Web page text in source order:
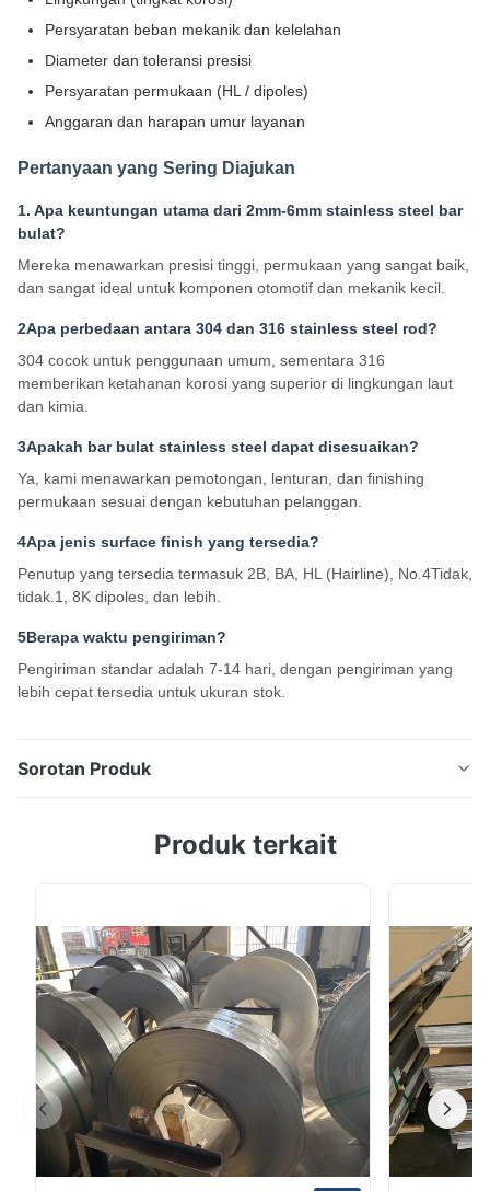
Persyaratan beban mekanik dan kelelahan
Diameter dan toleransi presisi
Persyaratan permukaan (HL / dipoles)
Anggaran dan harapan umur layanan
Pertanyaan yang Sering Diajukan
1. Apa keuntungan utama dari 2mm-6mm stainless steel bar
bulat?
Mereka menawarkan presisi tinggi, permukaan yang sangat baik,
dan sangat ideal untuk komponen otomotif dan mekanik kecil.
2Apa perbedaan antara 304 dan 316 stainless steel rod?
304 cocok untuk penggunaan umum, sementara 316
memberikan ketahanan korosi yang superior di lingkungan laut
dan kimia.
3Apakah bar bulat stainless steel dapat disesuaikan?
Ya, kami menawarkan pemotongan, lenturan, dan finishing
permukaan sesuai dengan kebutuhan pelanggan.
4Apa jenis surface finish yang tersedia?
Penutup yang tersedia termasuk 2B, BA, HL (Hairline), No.4Tidak,
tidak.1, 8K dipoles, dan lebih.
5Berapa waktu pengiriman?
Pengiriman standar adalah 7-14 hari, dengan pengiriman yang
lebih cepat tersedia untuk ukuran stok.
Sorotan Produk
Batang stainless steel yang dibuat dengan presisi
suku cadang mobil dan aplikasi industri. Ringkasan
Produk High Quality Stainless Steel Round Bar (2mm...
Produk terkait